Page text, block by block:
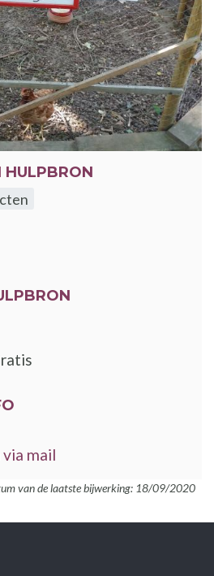
HULPBRON
mail
van de laatste bijwerking: 18/09/2020